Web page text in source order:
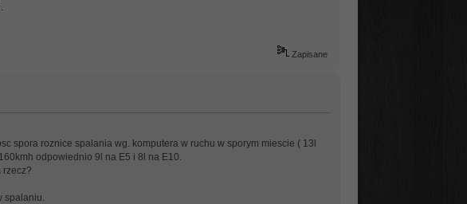
Zapisane
spora roznice spalania wg. komputera w ruchu w sporym miescie ( 13l
odpowiednio 9l na E5 i 8l na E10.
rzecz?
spalaniu.